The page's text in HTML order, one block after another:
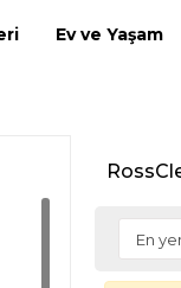
Ev ve Yaşam